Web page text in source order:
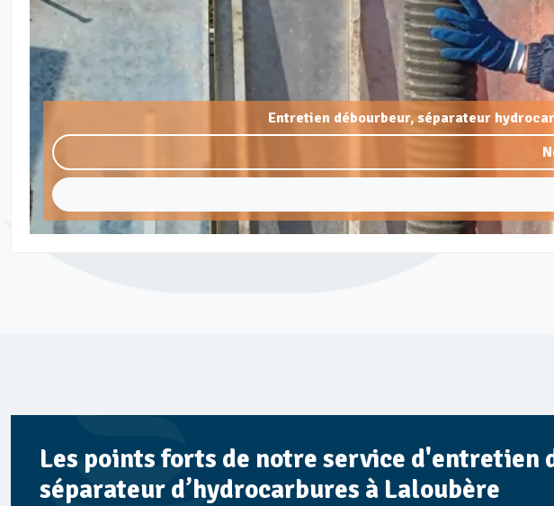
Entretien débourbeur, séparateur
Les points forts de notre service d'entretien
séparateur d’hydrocarbures à Laloubère